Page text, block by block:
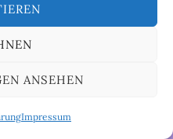
ANSEHEN
Impressum